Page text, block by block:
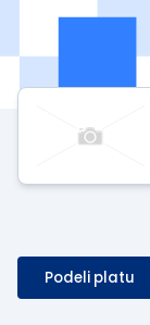
Podeli platu